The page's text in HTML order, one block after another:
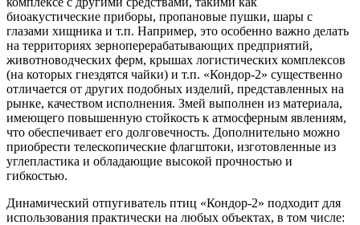
биоакустические приборы, пропановые пушки, шары с
глазами хищника и т.п. Например, это особенно важно делать
на территориях зерноперерабатывающих предприятий,
животноводческих ферм, крышах логистических комплексов
(на которых гнездятся чайки) и т.п. «Кондор-2» существенно
отличается от других подобных изделий, представленных на
рынке, качеством исполнения. Змей выполнен из материала,
имеющего повышенную стойкость к атмосферным явлениям,
что обеспечивает его долговечность. Дополнительно можно
приобрести телескопические флагштоки, изготовленные из
углепластика и обладающие высокой прочностью и
гибкостью.
Динамический отпугиватель птиц «Кондор-2» подходит для
использования практически на любых объектах, в том числе: